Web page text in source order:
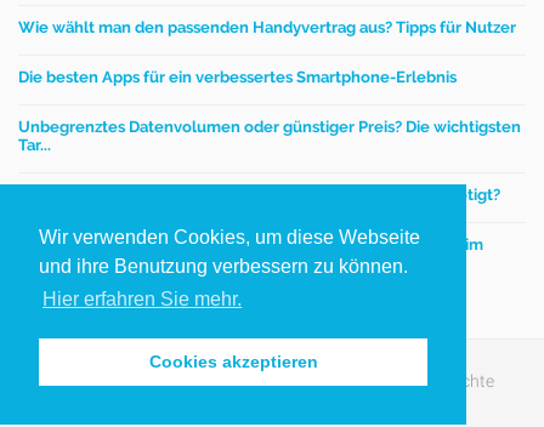
Wir verwenden Cookies, um diese Webseite
und ihre Benutzung verbessern zu können.
Hier erfahren Sie mehr.
Cookies akzeptieren
Wie wählt man den passenden Handyvertrag aus? Tipps für Nutzer
Die besten Apps für ein verbessertes Smartphone-Erlebnis
Unbegrenztes Datenvolumen oder günstiger Preis? Die wichtigsten
Tar...
Mobilfunktarife – Wie viel Datenvolumen wird wirklich benötigt?
Einen günstigen Handyvertrag finden - worauf kommt es beim
Handytar...
Copyright © 2012-2026 handy­preis­vergleich.de. Alle Rechte